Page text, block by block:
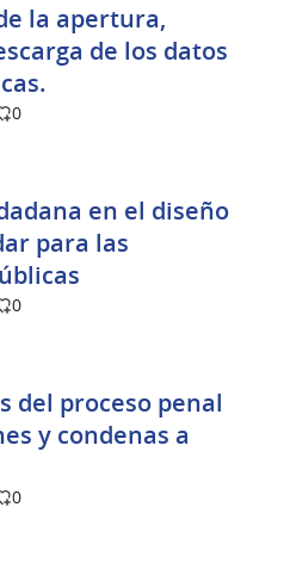
la apertura,
de los datos
0
en el diseño
para las
0
del proceso penal
y condenas a
0